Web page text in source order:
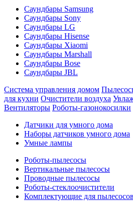
Саундбары Samsung
Саундбары Sony
Саундбары LG
Саундбары Hisense
Саундбары Xiaomi
Саундбары Marshall
Саундбары Bose
Саундбары JBL
Система управления домом
для кухни Очистители воздуха
Вентиляторы Роботы-газонокосилки
Датчики для умного дома
Наборы датчиков умного дома
Умные лампы
Роботы-пылесосы
Вертикальные пылесосы
Проводные пылесосы
Роботы-стеклоочистители
Комплектующие для